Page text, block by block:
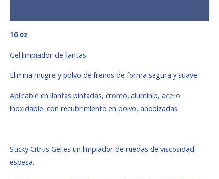
16 oz
Gel limpiador de llantas
Elimina mugre y polvo de frenos de forma segura y suave
Aplicable en llantas pintadas, cromo, aluminio, acero
inoxidable, con recubrimiento en polvo, anodizadas
Sticky Citrus Gel es un limpiador de ruedas de viscosidad
espesa.